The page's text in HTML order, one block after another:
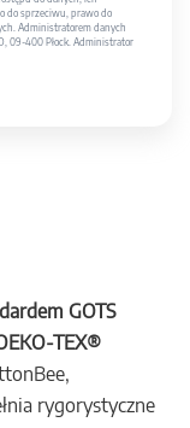
do sprzeciwu, prawo do
Administratorem danych
09-400 Płock. Administrator
GOTS
TEX®
rygorystyczne